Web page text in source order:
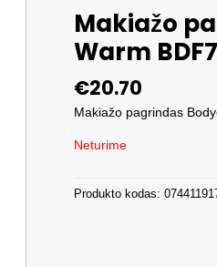
Makiažo
Warm
€20.70
Makiažo pagrindas
Neturime
Produkto kodas: